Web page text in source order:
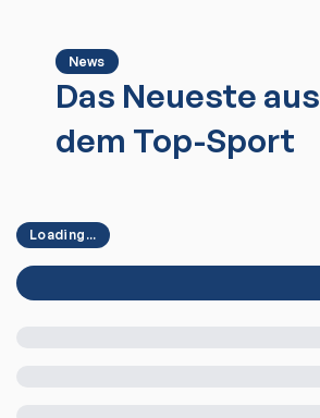
News
Das Neueste aus
dem Top-Sport
Loading...